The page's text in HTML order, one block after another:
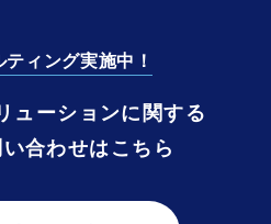
シーポリシー
ィング実施中！
ューションに関する
合わせはこちら